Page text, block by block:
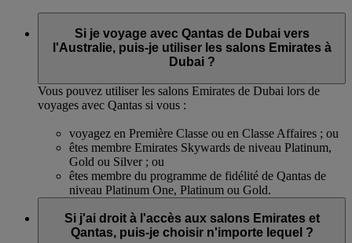
Si je voyage avec Qantas de Dubai vers
l'Australie, puis-je utiliser les salons Emirates à
Dubai ?
Vous pouvez utiliser les salons Emirates de Dubai lors de
voyages avec Qantas si vous :
voyagez en Première Classe ou en Classe Affaires ; ou
êtes membre Emirates Skywards de niveau Platinum,
Gold ou Silver ; ou
êtes membre du programme de fidélité de Qantas de
niveau Platinum One, Platinum ou Gold.
Si j'ai droit à l'accès aux salons Emirates et
Qantas, puis-je choisir n'importe lequel ?